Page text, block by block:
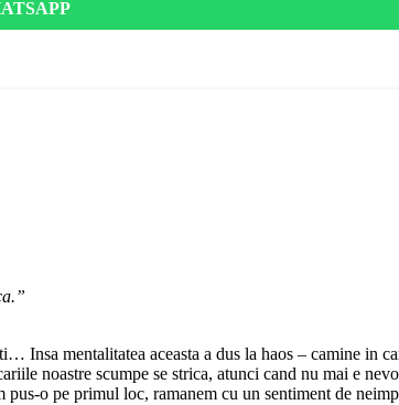
Insa mentalitatea aceasta a dus la haos – camine in
noastre scumpe se strica, atunci cand nu mai e
pus-o pe primul loc, ramanem cu un sentiment de